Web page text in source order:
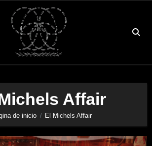
Affair
de inicio El Michels Affair